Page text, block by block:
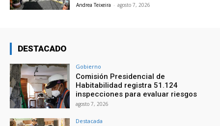
Andrea Teixeira - agosto 7, 2026
DESTACADO
Gobierno
Comisión Presidencial de
Habitabilidad registra 51.124
inspecciones para evaluar riesgos
agosto 7, 2026
Destacada